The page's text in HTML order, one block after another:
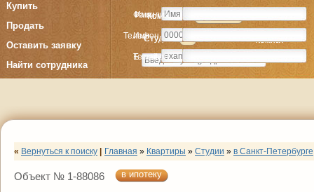
Купить
Продать
Оставить заявку
Найти сотрудника
Комнату
Студия Комнат
Комнату
Студия Комнат
Имя
Телефон
E-mail
Фамилия
Имя
Телефон
« Вернуться к поиску Главная » Квартиры » Студии » в Санкт-Петербурге
Объект № 1-88086 в ипотеку